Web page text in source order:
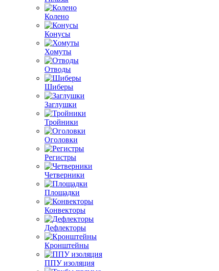
Колено
Конусы
Хомуты
Отводы
Шиберы
Заглушки
Тройники
Оголовки
Регистры
Четверники
Площадки
Конвекторы
Дефлекторы
Кронштейны
ППУ изоляция